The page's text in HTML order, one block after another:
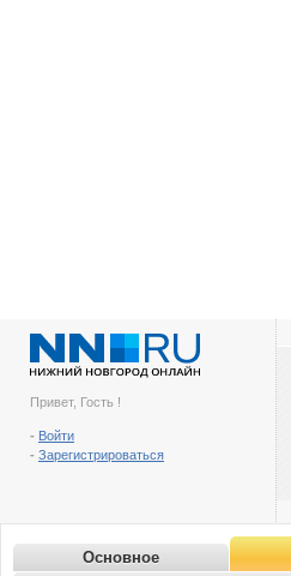
Привет, Гость !
- Войти
- Зарегистрироваться
Основное